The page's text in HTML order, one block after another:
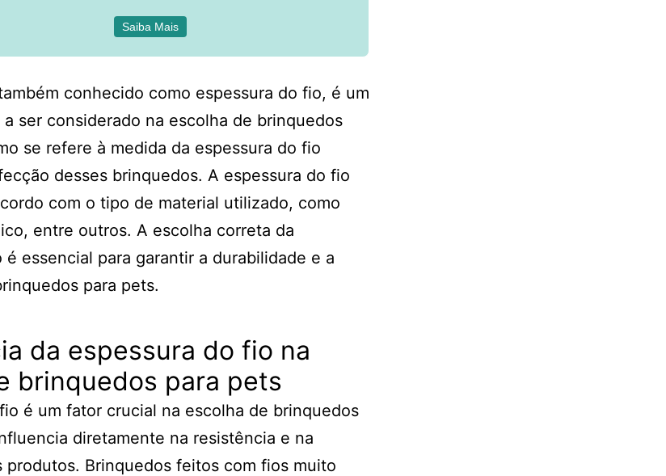
Saiba Mais
conhecido como espessura do fio, é um
ser considerado na escolha de brinquedos
se refere à medida da espessura do fio
desses brinquedos. A espessura do fio
com o tipo de material utilizado, como
entre outros. A escolha correta da
é essencial para garantir a durabilidade e a
para pets.
da espessura do fio na
brinquedos para pets
é um fator crucial na escolha de brinquedos
diretamente na resistência e na
produtos. Brinquedos feitos com fios muito